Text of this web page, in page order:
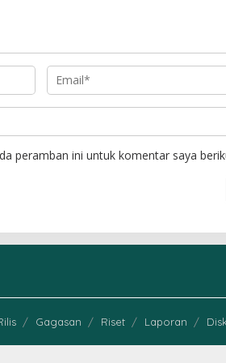
peramban ini untuk komentar saya
Gagasan Riset Laporan